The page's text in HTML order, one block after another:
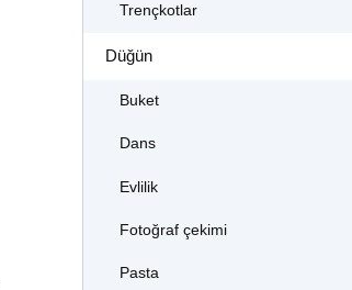
Trençkotlar
Düğün
Buket
Dans
Evlilik
Fotoğraf çekimi
Pasta